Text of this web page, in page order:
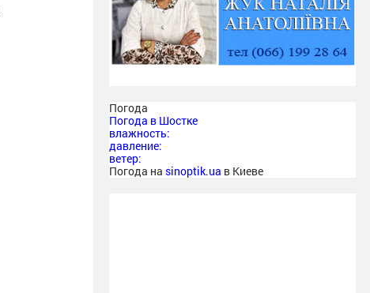
Погода
Погода в Шостке
влажность:
давление:
ветер:
Погода на sinoptik.ua в Киеве